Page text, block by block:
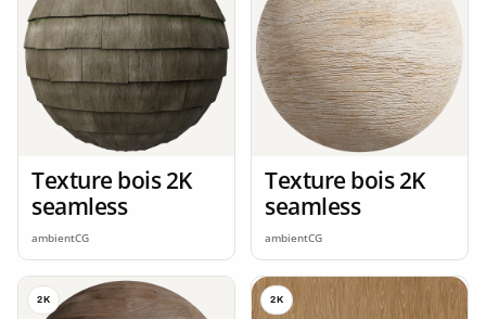
Texture bois 2K
seamless
ambientCG
Texture bois 2K
seamless
ambientCG
2K 2K